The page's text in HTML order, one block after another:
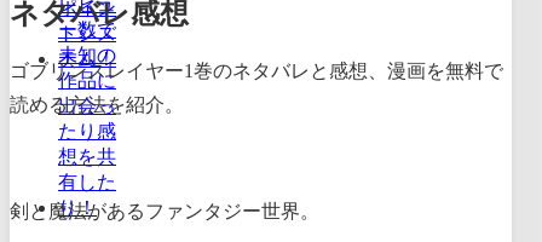
ネタバレ感想
ゴブリンスレイヤー1巻のネタバレと感想、漫画を無料で
読める方法を紹介。
剣と魔法があるファンタジー世界。